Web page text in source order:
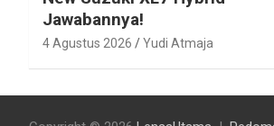
Jawabannya!
4 Agustus 2026 Yudi Atmaja